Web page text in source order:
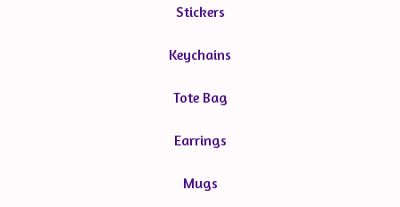
Stickers
Keychains
Tote Bag
Earrings
Mugs